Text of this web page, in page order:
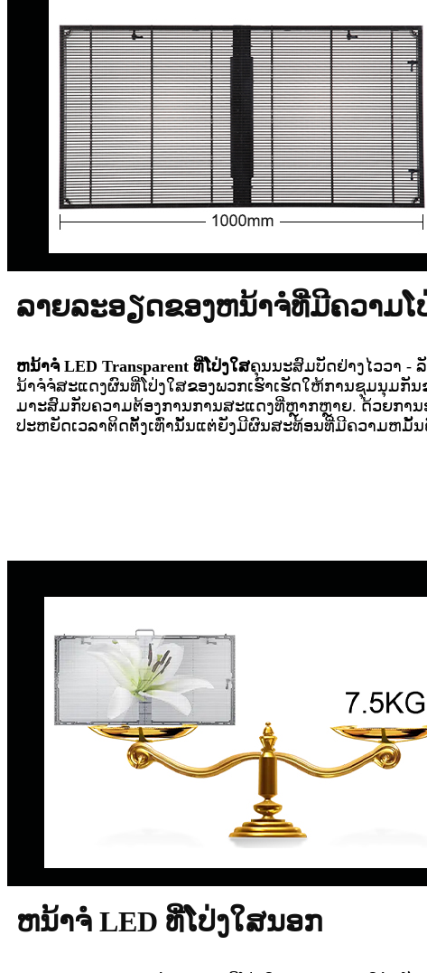
ລາຍລະອຽດຂອງຫນ້າຈໍທີ່ມີຄວາມໂ
ຫນ້າຈໍ LED Transparent ທີ່ໂປ່ງໃສຄຸນນະສົມບັດຢ່າງໄວວາ -
ນ້າຈໍຈໍສະແດງຜົນທີ່ໂປ່ງໃສຂອງພວກເຮົາເຮັດໃຫ້ການຊຸມນຸມກັ
ມາະສົມກັບຄວາມຕ້ອງການການສະແດງທີ່ຫຼາກຫຼາຍ. ດ້ວຍກາ
ປະຫຍັດເວລາຕິດຕັ້ງເທົ່ານັ້ນແຕ່ຍັງມີຜົນສະທ້ອນທີ່ມີຄວາມຫມັ້ນ
ຫນ້າຈໍ LED ທີ່ໂປ່ງໃສນອກ